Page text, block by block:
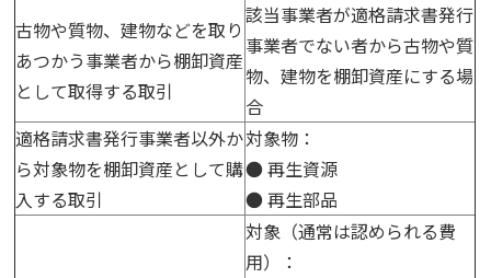
古物や質物、建物などを取り
あつかう事業者から棚卸資産
として取得する取引
該当事業者が適格請求書発行
事業者でない者から古物や質
物、建物を棚卸資産にする場
合
適格請求書発行事業者以外か
ら対象物を棚卸資産として購
入する取引
対象物：
● 再生資源
● 再生部品
対象（通常は認められる費
用）：